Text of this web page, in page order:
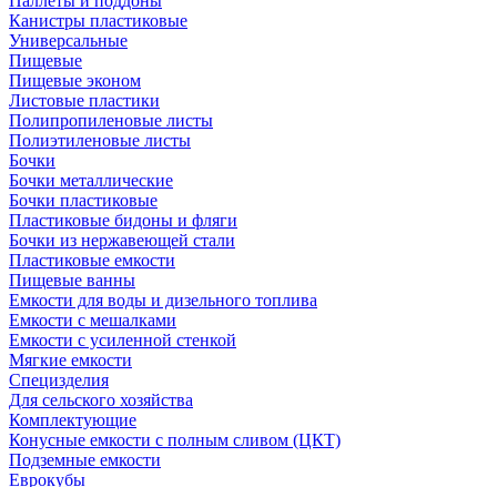
Канистры пластиковые
Универсальные
Пищевые
Пищевые эконом
Листовые пластики
Полипропиленовые листы
Полиэтиленовые листы
Бочки
Бочки металлические
Бочки пластиковые
Пластиковые бидоны и фляги
Бочки из нержавеющей стали
Пластиковые емкости
Пищевые ванны
Емкости для воды и дизельного топлива
Емкости с мешалками
Емкости с усиленной стенкой
Мягкие емкости
Специзделия
Для сельского хозяйства
Комплектующие
Конусные емкости с полным сливом (ЦКТ)
Подземные емкости
Еврокубы